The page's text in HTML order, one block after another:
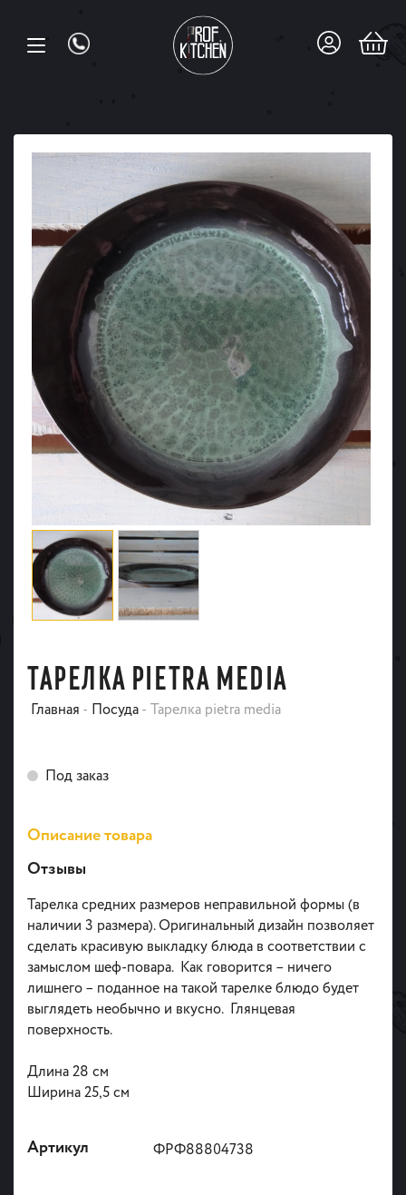
ТАРЕЛКА PIETRA MEDIA
Главная - Посуда- Тарелка pietra media
Под заказ
Описание товара
Отзывы
Тарелка средних размеров неправильной формы (в
наличии 3 размера). Оригинальный дизайн позволяет
сделать красивую выкладку блюда в соответствии с
замыслом шеф-повара. Как говорится – ничего
лишнего – поданное на такой тарелке блюдо будет
выглядеть необычно и вкусно. Глянцевая
поверхность.
Длина 28 см
Ширина 25,5 см
Артикул ФРФ88804738